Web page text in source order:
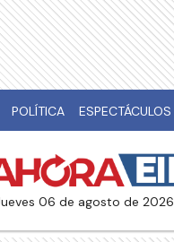
POLÍTICA ESPECTÁCULOS
jueves 06 de agosto de 2026